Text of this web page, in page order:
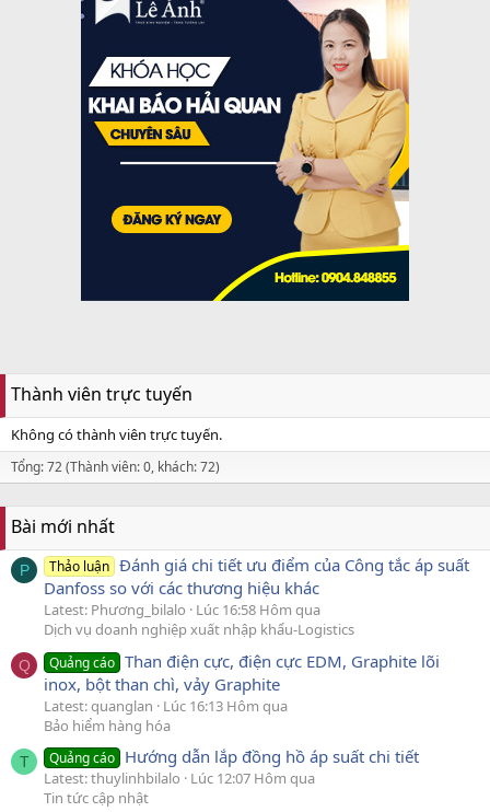
Thành viên trực tuyến
Không có thành viên trực tuyến.
Tổng: 72 (Thành viên: 0, khách: 72)
Bài mới nhất
P Thảo luận Đánh giá chi tiết ưu điểm của Công tắc áp suất
Danfoss so với các thương hiệu khác
Latest: Phương_bilalo
Lúc 16:58 Hôm qua
Dịch vụ doanh nghiệp xuất nhập khẩu-Logistics
Q Quảng cáo Than điện cực, điện cực EDM, Graphite lõi
inox, bột than chì, vảy Graphite
Latest: quanglan
Lúc 16:13 Hôm qua
Bảo hiểm hàng hóa
T Quảng cáo Hướng dẫn lắp đồng hồ áp suất chi tiết
Latest: thuylinhbilalo
Lúc 12:07 Hôm qua
Tin tức cập nhật